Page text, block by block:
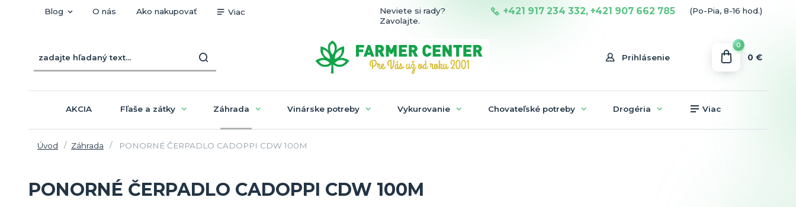
Blog O nás Ako nakupovať Viac
Prihlásenie
Neviete si rady?
Zavolajte.
+421 917 234 332, +421 907 662 785 (Po-Pia, 8-16 hod.)
0
0 €
AKCIA Fľaše a zátky Záhrada Vinárske potreby Vykurovanie Chovateľské potreby Drogéria Viac
Úvod Záhrada PONORNÉ ČERPADLO CADOPPI CDW 100M
PONORNÉ ČERPADLO CADOPPI CDW 100M